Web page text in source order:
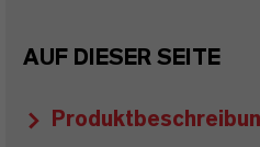
AUF DIESER SEITE